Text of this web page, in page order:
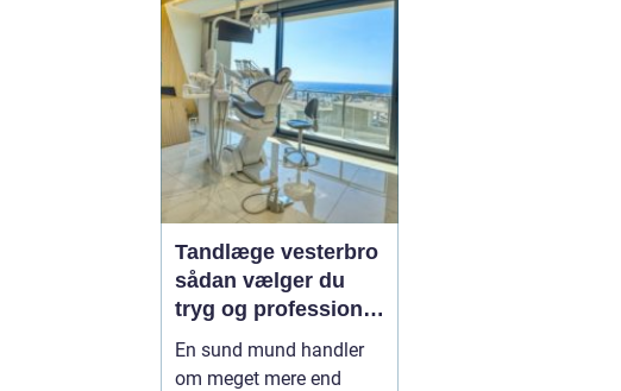
derfor ikke kun om pris.
Det handler om kvalitet,
tryghed og gode løsni...
Tandlæge vesterbro
sådan vælger du
tryg og professionel
tandpleje
En sund mund handler
om meget mere end